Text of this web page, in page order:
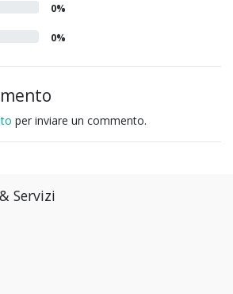
0%
0%
per inviare un commento.
Servizi